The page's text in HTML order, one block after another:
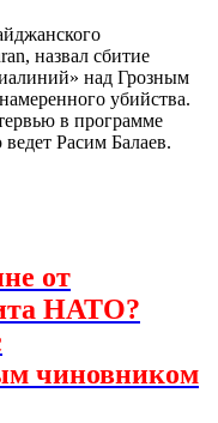
назвал сбитие
над Грозным
убийства.
в программе
Расим Балаев.
от
НАТО?
чиновником